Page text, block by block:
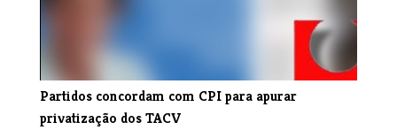
​Partidos concordam com CPI para apurar
privatização dos TACV